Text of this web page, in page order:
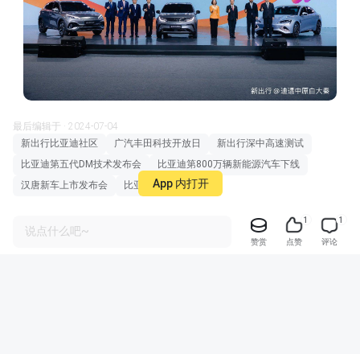
最后编辑于 · 2024-07-04
新出行比亚迪社区
广汽丰田科技开放日
新出行深中高速测试
比亚迪第五代DM技术发布会
比亚迪第800万辆新能源汽车下线
汉唐新车上市发布会
比亚迪梦想日App 内打开
说点什么吧~
赞赏
1
点赞
1
评论